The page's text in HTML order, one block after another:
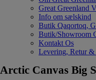
Great Greenland
Info om sælskind
Butik Qaqortoq,
Butik/Showroom
Kontakt Os
Levering, Retur
Arctic Canvas Big